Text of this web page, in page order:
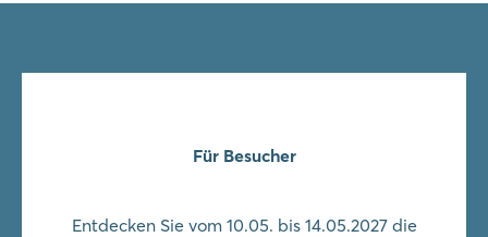
Für Besucher
Entdecken Sie vom 10.05. bis 14.05.2027 die